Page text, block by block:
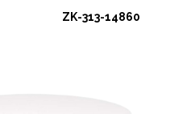
ZK-313-14860